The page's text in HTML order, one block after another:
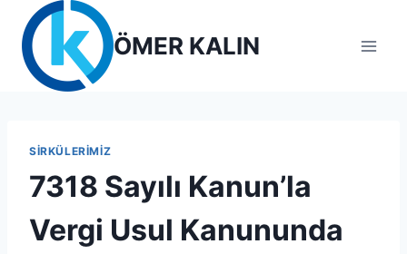
content
ÖMER KALIN
SIRKÜLERIMIZ
7318 Sayılı Kanun’la
Vergi Usul Kanununda